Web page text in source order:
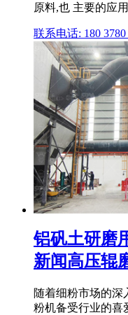
原料,也 主要的应
联系电话: 180 3780
铝矾土研磨
新闻高压辊
随着细粉市场的深
粉机备受行业的喜